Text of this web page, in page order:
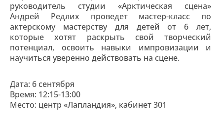
руководитель студии «Арктическая сцена»
Андрей Редлих проведет мастер-класс по
актерскому мастерству для детей от 6 лет,
которые хотят раскрыть свой творческий
потенциал, освоить навыки импровизации и
научиться уверенно действовать на сцене.
Дата: 6 сентября
Время: 12:15-13:00
Место: центр «Лапландия», кабинет 301